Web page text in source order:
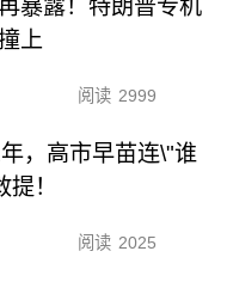
暴露！特朗普专机
上
阅读 2999
，高市早苗连\"谁
！
阅读 2025